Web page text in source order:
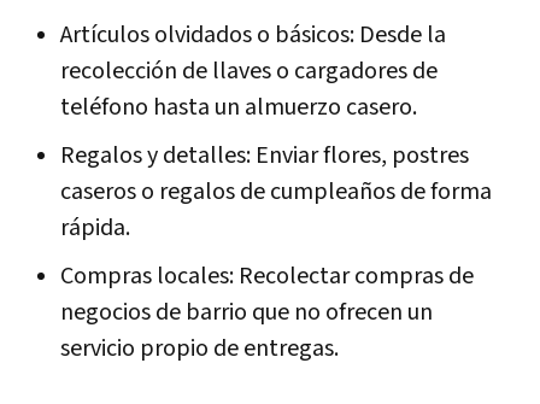
Artículos olvidados o básicos: Desde la
recolección de llaves o cargadores de
teléfono hasta un almuerzo casero.
Regalos y detalles: Enviar flores, postres
caseros o regalos de cumpleaños de forma
rápida.
Compras locales: Recolectar compras de
negocios de barrio que no ofrecen un
servicio propio de entregas.